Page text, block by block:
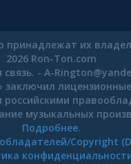
принадлежат их
2026 Ron-Ton.com
- A-Rington@
российскими
музыкальных
Подробнее.
Copyright